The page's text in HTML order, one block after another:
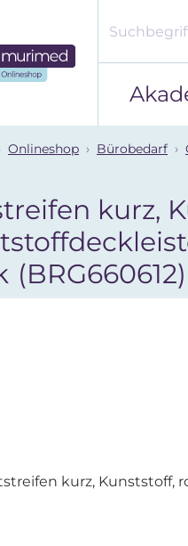
Onlineshop Bürobedarf
kurz,
(BRG660612)